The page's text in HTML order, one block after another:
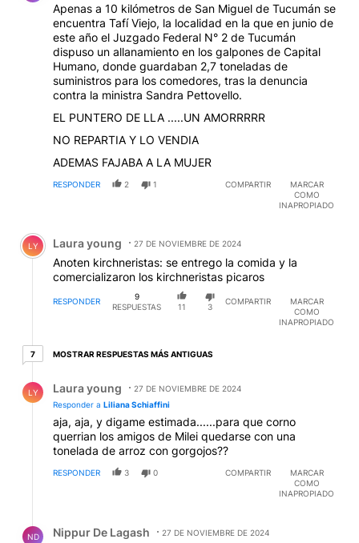
Apenas a 10 kilómetros de San Miguel de Tucumán se
encuentra Tafí Viejo, la localidad en la que en junio de
este año el Juzgado Federal N° 2 de Tucumán
dispuso un allanamiento en los galpones de Capital
Humano, donde guardaban 2,7 toneladas de
suministros para los comedores, tras la denuncia
contra la ministra Sandra Pettovello.
EL PUNTERO DE LLA .....UN AMORRRRR
NO REPARTIA Y LO VENDIA
ADEMAS FAJABA A LA MUJER
RESPONDER 2 1 COMPARTIR
MARCAR
COMO
INAPROPIADO
Comentario de Laura young.
LY Laura young 27 DE NOVIEMBRE DE 2024
Anoten kirchneristas: se entrego la comida y la
comercializaron los kirchneristas picaros
RESPONDER
9
RESPUESTAS
11 3
COMPARTIR
MARCAR
COMO
INAPROPIADO
77 respuestas más antiguas
MOSTRAR RESPUESTAS MÁS ANTIGUAS
LY Laura young
27 DE NOVIEMBRE DE 2024
Responder a Liliana Schiaffini
aja, aja, y digame estimada......para que corno
querrian los amigos de Milei quedarse con una
tonelada de arroz con gorgojos??
RESPONDER 3 0 COMPARTIR
MARCAR
COMO
INAPROPIADO
ND Nippur De Lagash
27 DE NOVIEMBRE DE 2024